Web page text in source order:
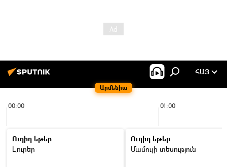
Արմենիա
ՀԱՅ
00:00 01:00
Ուղիղ եթեր
Լուրեր
Ուղիղ եթեր
Մամուլի տեսություն